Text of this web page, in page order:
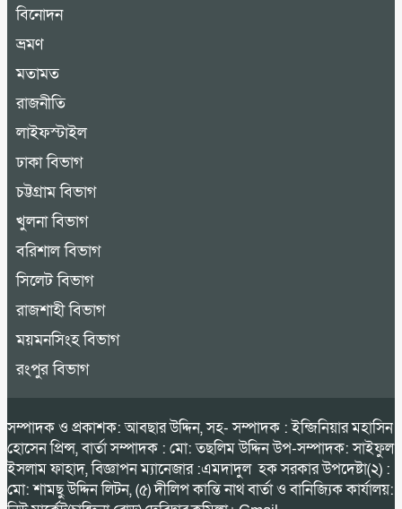
বিনোদন
ভ্রমণ
মতামত
রাজনীতি
লাইফস্টাইল
ঢাকা বিভাগ
চট্টগ্রাম বিভাগ
খুলনা বিভাগ
বরিশাল বিভাগ
সিলেট বিভাগ
রাজশাহী বিভাগ
ময়মনসিংহ বিভাগ
রংপুর বিভাগ
সম্পাদক ও প্রকাশক: আবছার উদ্দিন, সহ- সম্পাদক : ইন্জিনিয়ার মহাসিন
হোসেন প্রিন্স, বার্তা সম্পাদক : মো: তছলিম উদ্দিন উপ-সম্পাদক: সাইফুল
ইসলাম ফাহাদ, বিজ্ঞাপন ম্যানেজার :এমদাদুল হক সরকার উপদেষ্টা(২) :
মো: শামছু উদ্দিন লিটন, (৫) দীলিপ কান্তি নাথ বার্তা ও বানিজ্যিক কার্যালয়: